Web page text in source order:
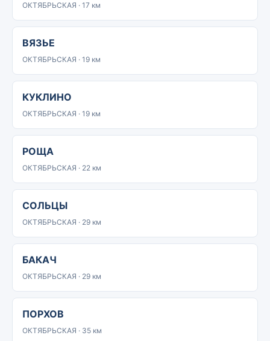
ОКТЯБРЬСКАЯ · 17 км
ВЯЗЬЕ
ОКТЯБРЬСКАЯ · 19 км
КУКЛИНО
ОКТЯБРЬСКАЯ · 19 км
РОЩА
ОКТЯБРЬСКАЯ · 22 км
СОЛЬЦЫ
ОКТЯБРЬСКАЯ · 29 км
БАКАЧ
ОКТЯБРЬСКАЯ · 29 км
ПОРХОВ
ОКТЯБРЬСКАЯ · 35 км